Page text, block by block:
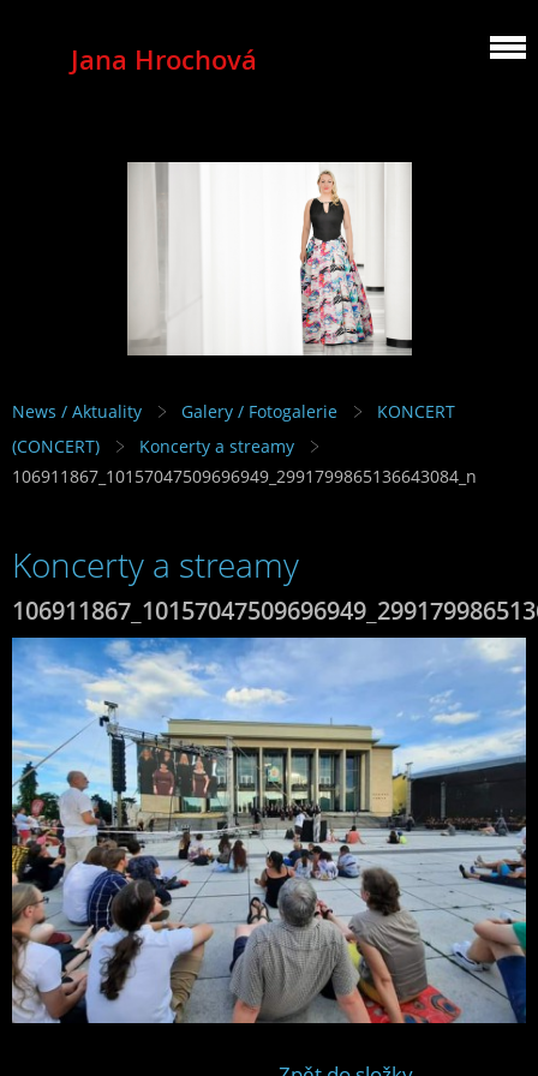
Jana Hrochová
MEZZOSOPRANO
News / Aktuality Galery / Fotogalerie
KONCERT
(CONCERT)
Koncerty a streamy
106911867_10157047509696949_2991799865136643084_n
Koncerty a streamy